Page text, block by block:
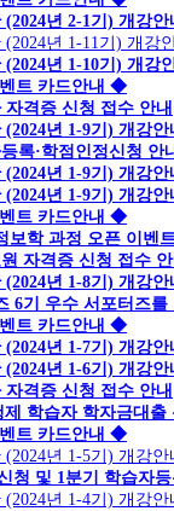
년 2-1기) 개강안
년 1-11기) 개강
년 1-10기) 개강
트 카드안내 ◆
격증 신청 접수 안내
년 1-9기) 개강안
록·학점인정신청 안
년 1-9기) 개강안
년 1-9기) 개강안
트 카드안내 ◆
학 과정 오픈 이벤
자격증 신청 접수
년 1-8기) 개강안
6기 우수 서포터즈를
트 카드안내 ◆
년 1-7기) 개강안
년 1-6기) 개강안
격증 신청 접수 안내
학습자 학자금대출
트 카드안내 ◆
년 1-5기) 개강안
청 및 1분기 학습자
년 1-4기) 개강안